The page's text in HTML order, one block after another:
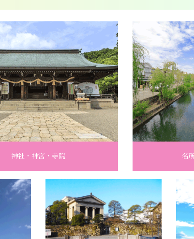
神社・神宮・寺院 名